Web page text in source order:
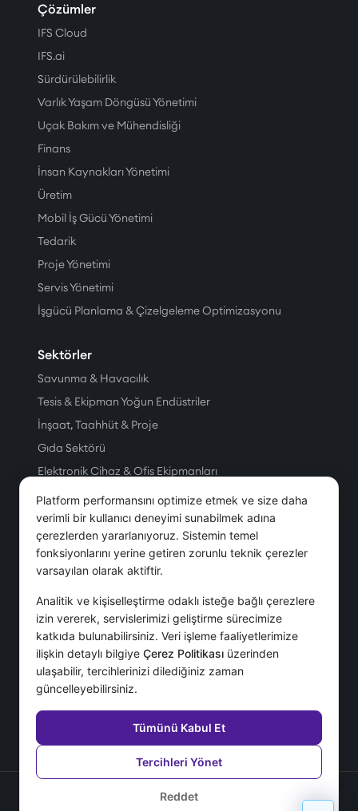
Çözümler
IFS Cloud
IFS.ai
Sürdürülebilirlik
Varlık Yaşam Döngüsü Yönetimi
Uçak Bakım ve Mühendisliği
Finans
İnsan Kaynakları Yönetimi
Üretim
Mobil İş Gücü Yönetimi
Tedarik
Proje Yönetimi
Servis Yönetimi
İşgücü Planlama & Çizelgeleme Optimizasyonu
Sektörler
Savunma & Havacılık
Tesis & Ekipman Yoğun Endüstriler
İnşaat, Taahhüt & Proje
Gıda Sektörü
Elektronik Cihaz & Ofis Ekipmanları
Üretim
Petrol & Doğal Gaz
Tesis Yönetim Hizmetleri
Telekom
Hizmetler
Danışmanlık Hizmetleri
Destek Hizmetleri
Platform performansını optimize etmek ve size daha
verimli bir kullanıcı deneyimi sunabilmek adına
çerezlerden yararlanıyoruz. Sistemin temel
fonksiyonlarını yerine getiren zorunlu teknik çerezler
varsayılan olarak aktiftir.
Analitik ve kişiselleştirme odaklı isteğe bağlı çerezlere
izin vererek, servislerimizi geliştirme sürecimize
katkıda bulunabilirsiniz. Veri işleme faaliyetlerimize
ilişkin detaylı bilgiye Çerez Politikası üzerinden
ulaşabilir, tercihlerinizi dilediğiniz zaman
güncelleyebilirsiniz.
Tümünü Kabul Et
Tercihleri Yönet
Reddet